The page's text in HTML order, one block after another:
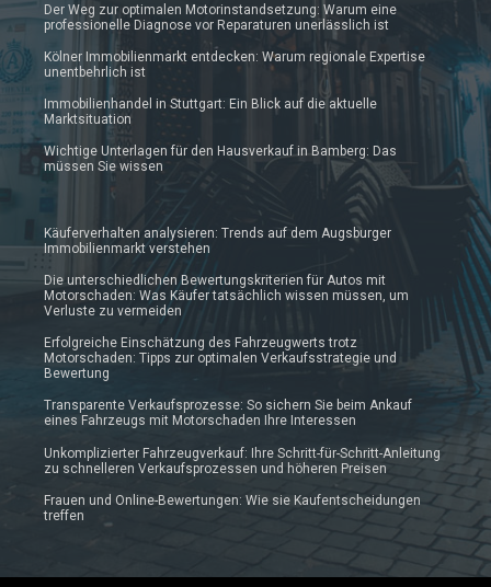
Der Weg zur optimalen Motorinstandsetzung: Warum eine
professionelle Diagnose vor Reparaturen unerlässlich ist
Kölner Immobilienmarkt entdecken: Warum regionale Expertise
unentbehrlich ist
Immobilienhandel in Stuttgart: Ein Blick auf die aktuelle
Marktsituation
Wichtige Unterlagen für den Hausverkauf in Bamberg: Das
müssen Sie wissen
Käuferverhalten analysieren: Trends auf dem Augsburger
Immobilienmarkt verstehen
Die unterschiedlichen Bewertungskriterien für Autos mit
Motorschaden: Was Käufer tatsächlich wissen müssen, um
Verluste zu vermeiden
Erfolgreiche Einschätzung des Fahrzeugwerts trotz
Motorschaden: Tipps zur optimalen Verkaufsstrategie und
Bewertung
Transparente Verkaufsprozesse: So sichern Sie beim Ankauf
eines Fahrzeugs mit Motorschaden Ihre Interessen
Unkomplizierter Fahrzeugverkauf: Ihre Schritt-für-Schritt-Anleitung
zu schnelleren Verkaufsprozessen und höheren Preisen
Frauen und Online-Bewertungen: Wie sie Kaufentscheidungen
treffen